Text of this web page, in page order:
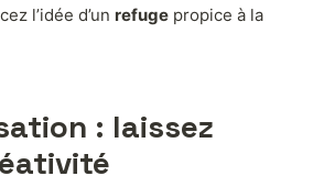
l’idée d’un refuge propice à la
: laissez